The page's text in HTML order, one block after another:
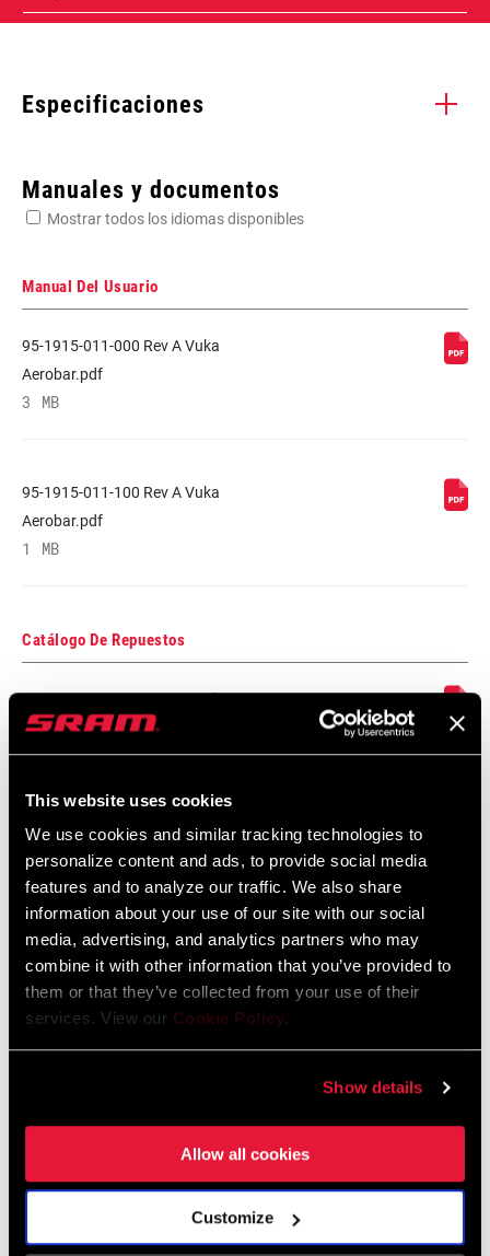
This website uses cookies
We use cookies and similar tracking technologies to
personalize content and ads, to provide social media
features and to analyze our traffic. We also share
information about your use of our site with our social
media, advertising, and analytics partners who may
combine it with other information that you’ve provided to
them or that they’ve collected from your use of their
services. View our Cookie Policy.
Show details
Allow all cookies
Customize
Especificaciones
MATERIAL (HB)
DROP (HB)
TO-CENTER)
BRAKE LEVER
Plug Style
CLAMP WIDTH 52mm
Manuales y documentos
Mostrar todos los idiomas disponibles
Manual Del Usuario
95-1915-011-000 Rev A Vuka
Aerobar.pdf
3 MB
95-1915-011-100 Rev A Vuka
Aerobar.pdf
1 MB
Catálogo De Repuestos
2026 ZIPP Spare Parts Catalog
24 MB
Bar Stem Seatpost Safety Instructions
Idioma:
日本語, 官话, Português, Nederlands,
Deutsch
274 KB
253 KB